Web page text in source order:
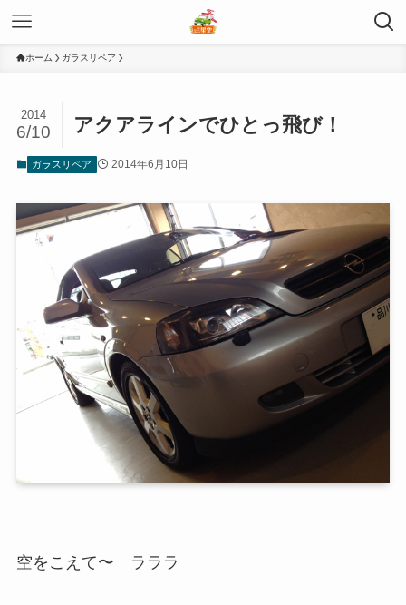
ホーム ガラスリペア
アクアラインでひとっ飛び！
2014
6/10
ガラスリペア 2014年6月10日
空をこえて〜 ラララ